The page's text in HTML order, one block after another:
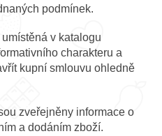
podmínek.
v katalogu
charakteru a
kupní smlouvu ohledně
zveřejněny informace o
a dodáním zboží.